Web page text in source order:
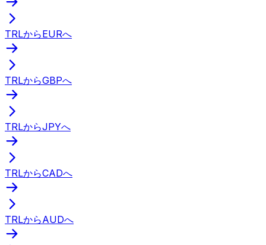
TRLからEURへ
TRLからGBPへ
TRLからJPYへ
TRLからCADへ
TRLからAUDへ